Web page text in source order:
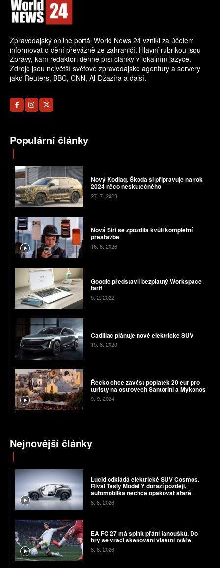
Zpravodajský online portál World News 24 vznikl za účelem
informovat o dění převážně ze zahraničí. Hlavní rubrikou jsou
Zprávy, kam redaktoři denně píší články v lokálním jazyce.
Zdroje jsou největší světové zpravodajské agentury a servery
jako Reuters, BBC, CNN, Al-Džazíra a další.
Populární články
Nový Kodiaq. Škoda si připravuje na rok
2024 něco neskutečného
27. 7. 2023
Nová Siri se zpozdila kvůli kompletní
přestavbě
16. 6. 2026
Google představil bezplatný Workspace
tarif
5. 2. 2022
Cadillac plánuje nové elektrické SUV
15. 8. 2020
Řecko chce zavést poplatek 20 eur pro
turisty na ostrovech Santorini a Mykonos
9. 9. 2024
Nejnovější články
Lucid odkládá elektrické SUV Cosmos.
Rival Tesly Model Y dorazí později,
automobilka nechce opakovat staré
chyby
6. 8. 2026
EA FC 27 má splnit přání fanoušků. Do
hry se vrací skenování vlastní tváře
6. 8. 2026